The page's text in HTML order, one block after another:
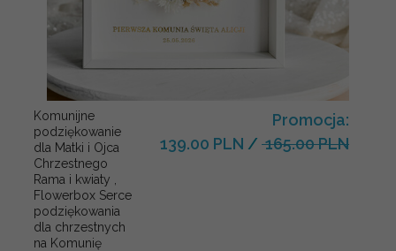
Komunijne
podziękowanie
dla Matki i Ojca
Chrzestnego
Rama i kwiaty ,
Flowerbox Serce
podziękowania
dla chrzestnych
na Komunię
Promocja:
139.00 PLN / 165.00 PLN